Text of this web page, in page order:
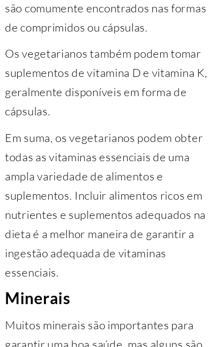
são comumente encontrados nas formas
de comprimidos ou cápsulas.
Os vegetarianos também podem tomar
suplementos de vitamina D e vitamina K,
geralmente disponíveis em forma de
cápsulas.
Em suma, os vegetarianos podem obter
todas as vitaminas essenciais de uma
ampla variedade de alimentos e
suplementos. Incluir alimentos ricos em
nutrientes e suplementos adequados na
dieta é a melhor maneira de garantir a
ingestão adequada de vitaminas
essenciais.
Minerais
Muitos minerais são importantes para
garantir uma boa saúde, mas alguns são